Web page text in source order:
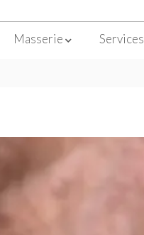
Masserie Services